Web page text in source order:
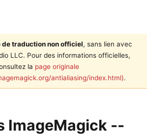
de traduction non officiel, sans lien avec
LLC. Pour des informations officielles,
la page originale
antialiasing/index.html).
ImageMagick --